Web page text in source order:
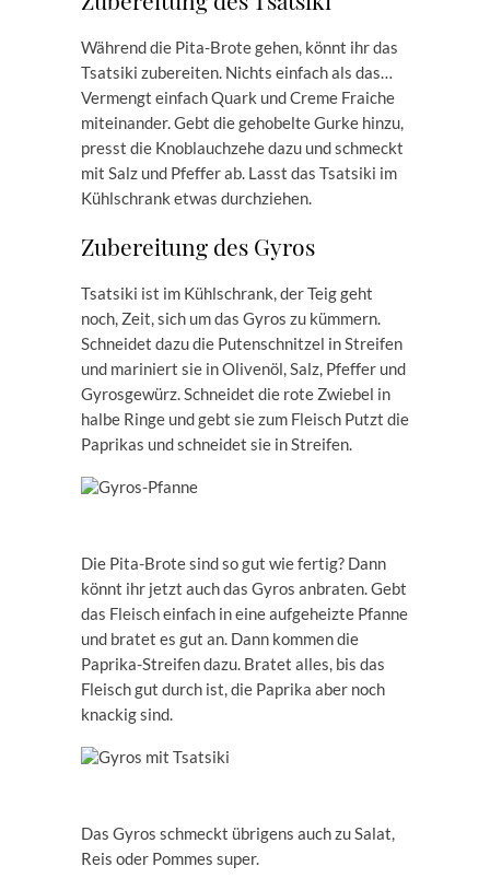
Während die Pita-Brote gehen, könnt ihr das
Tsatsiki zubereiten. Nichts einfach als das…
Vermengt einfach Quark und Creme Fraiche
miteinander. Gebt die gehobelte Gurke hinzu,
presst die Knoblauchzehe dazu und schmeckt
mit Salz und Pfeffer ab. Lasst das Tsatsiki im
Kühlschrank etwas durchziehen.
Zubereitung des Gyros
Tsatsiki ist im Kühlschrank, der Teig geht
noch, Zeit, sich um das Gyros zu kümmern.
Schneidet dazu die Putenschnitzel in Streifen
und mariniert sie in Olivenöl, Salz, Pfeffer und
Gyrosgewürz. Schneidet die rote Zwiebel in
halbe Ringe und gebt sie zum Fleisch Putzt die
Paprikas und schneidet sie in Streifen.
Die Pita-Brote sind so gut wie fertig? Dann
könnt ihr jetzt auch das Gyros anbraten. Gebt
das Fleisch einfach in eine aufgeheizte Pfanne
und bratet es gut an. Dann kommen die
Paprika-Streifen dazu. Bratet alles, bis das
Fleisch gut durch ist, die Paprika aber noch
knackig sind.
Das Gyros schmeckt übrigens auch zu Salat,
Reis oder Pommes super.